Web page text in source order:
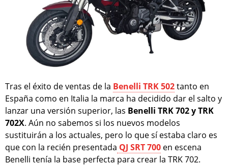
Tras el éxito de ventas de la Benelli TRK 502tanto en
España como en Italia la marca ha decidido dar el salto y
lanzar una versión superior, las Benelli TRK 702 y TRK
702X. Aún no sabemos si los nuevos modelos
sustituirán a los actuales, pero lo que sí estaba claro es
que con la recién presentada QJ SRT 700 en escena
Benelli tenía la base perfecta para crear la TRK 702.